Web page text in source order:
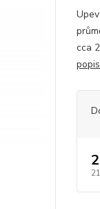
cca
popis